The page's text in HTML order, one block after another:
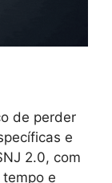
de perder
e
2.0, com
e